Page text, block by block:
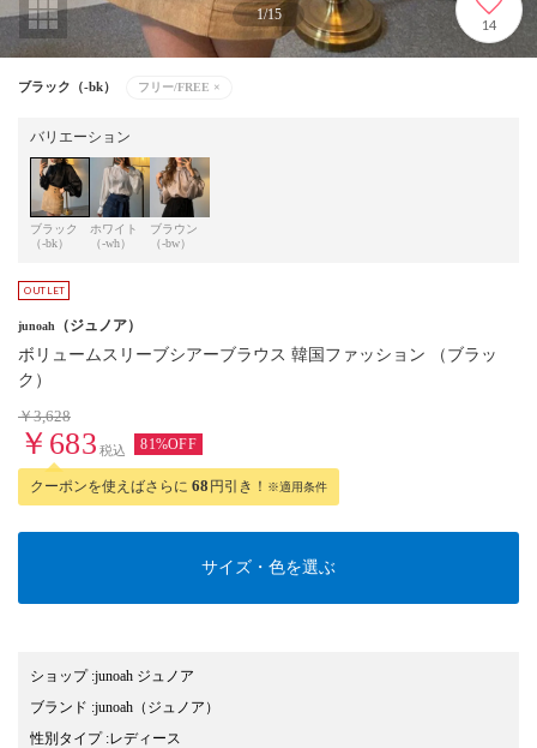
1/15
14
ブラック（-bk） フリー/FREE ×
バリエーション
ブラック
（-bk）
ホワイト
（-wh）
ブラウン
（-bw）
junoah （ジュノア）
ボリュームスリーブシアーブラウス 韓国ファッション （ブラッ
ク）
￥3,628
￥683 税込 81%OFF
クーポンを使えばさらに 68 円引き！ ※適用条件
サイズ・色を選ぶ
ショップ:junoah ジュノア
ブランド :junoah （ジュノア）
性別タイプ:レディース